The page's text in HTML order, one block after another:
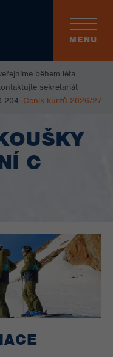
Toggle
MENU
během léta.
sekretariát
204. Ceník kurzů 2026/27.
C